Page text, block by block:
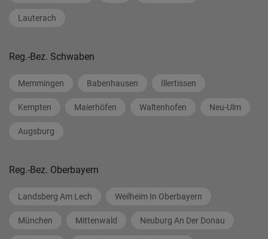
Lauterach
Reg.-Bez. Schwaben
Memmingen Babenhausen Illertissen
Kempten Maierhöfen Waltenhofen Neu-Ulm
Augsburg
Reg.-Bez. Oberbayern
Landsberg Am Lech Weilheim In Oberbayern
München Mittenwald Neuburg An Der Donau